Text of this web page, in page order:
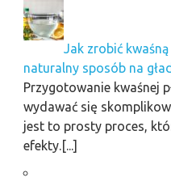
Jak zrobić
naturalny sposób na
Przygotowanie kwaśnej
wydawać się
jest to prosty proces,
efekty.[...]